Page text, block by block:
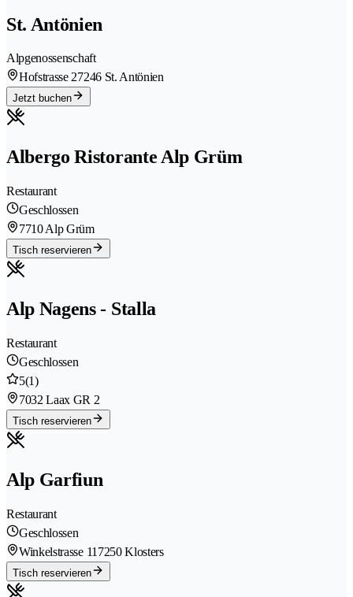
St. Antönien
Alpgenossenschaft
Hofstrasse 27246 St. Antönien
Jetzt buchen
Albergo Ristorante Alp Grüm
Restaurant
Geschlossen
7710 Alp Grüm
Tisch reservieren
Alp Nagens - Stalla
Restaurant
Geschlossen
5(1)
7032 Laax GR 2
Tisch reservieren
Alp Garfiun
Restaurant
Geschlossen
Winkelstrasse 11 7250 Klosters
Tisch reservieren